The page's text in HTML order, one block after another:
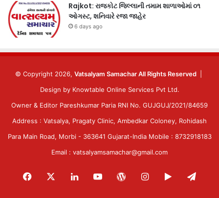
Rajkot: રાજકોટ જિલ્લાની તમામ શાળાઓમાં ૦૧
ઓગસ્ટ, શનિવારે રજા જાહેર
6 days ago
© Copyright 2026, Vatsalyam Samachar All Rights Reserved
Design by Knowtable Online Services Pvt Ltd.
Owner & Editor Pareshkumar Paria RNI No. GUJGUJ/2021/84659
Address : Vatsalya, Pragaty Clinic, Ambedkar Coloney, Rohidash
Para Main Road, Morbi - 363641 Gujarat-India Mobile : 8732918183
Email : vatsalyamsamachar@gmail.com
Facebook LinkedInYouTubeWordPressInstagram
Google